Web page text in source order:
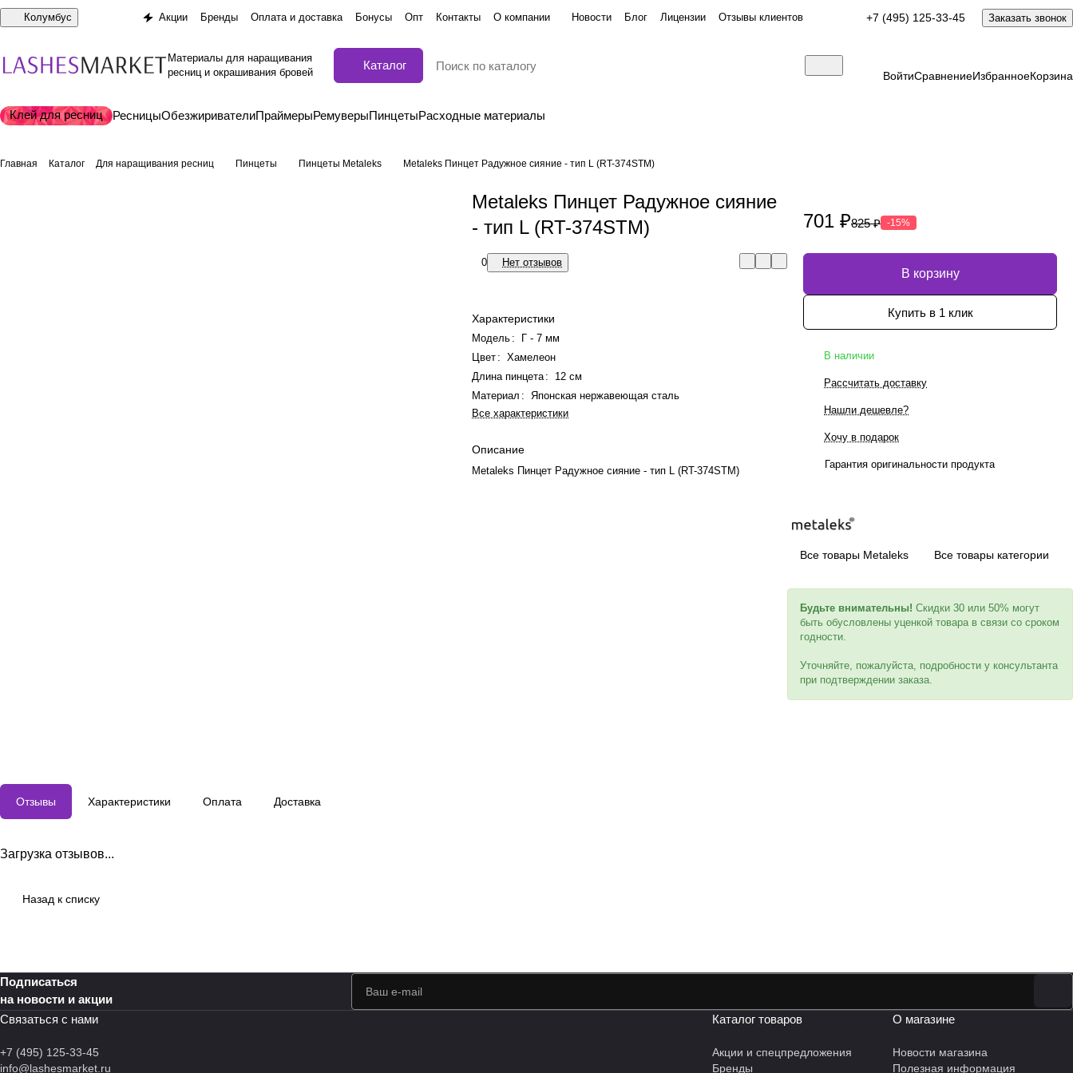
Колумбус Акции Бренды Оплата и доставка Бонусы Опт Контакты О компании Новости Блог Лицензии Отзывы клиентов +7 (495) 125-33-45 Заказать звонок
Материалы для наращивания
ресниц и окрашивания бровей
Каталог
ВойтиСравнениеИзбранноеКорзина
Клей для ресниц РесницыОбезжиривателиПраймерыРемуверыПинцетыРасходные материалы
Главная Каталог Для наращивания ресниц Пинцеты Пинцеты Metaleks Metaleks Пинцет Радужное сияние - тип L (RT-374STM)
Metaleks Пинцет Радужное сияние
- тип L (RT-374STM)
0 Нет отзывов
Характеристики
Модель :
Г - 7 мм
Цвет :
Хамелеон
Длина пинцета:
12 см
Материал :
Японская нержавеющая сталь
Все характеристики
Описание
Metaleks Пинцет Радужное сияние - тип L (RT-374STM)
701 ₽825 ₽ -15%
В корзину
Купить в 1 клик
В наличии
Рассчитать доставку
Нашли дешевле?
Хочу в подарок
Гарантия оригинальности продукта
Все товары Metaleks Все товары категории
Будьте внимательны! Скидки 30 или 50% могут
быть обусловлены уценкой товара в связи со сроком
годности.
Уточняйте, пожалуйста, подробности у консультанта
при подтверждении заказа.
Отзывы Характеристики Оплата Доставка
Загрузка отзывов...
Назад к списку
Подписаться
на новости и акции
Связаться с нами
+7 (495) 125-33-45
info@lashesmarket.ru
Каталог товаров
Акции и спецпредложения
Бренды
О магазине
Новости магазина
Полезная информация